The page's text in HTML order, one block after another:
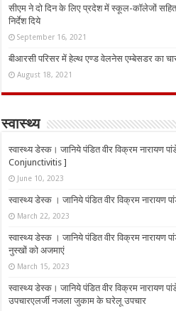
सीएम ने दो दिन के लिए प्रदेश में स्कूल-कॉलेजों
निर्देश दिये
September 16, 2021
बीआरसी परिसर में हेल्थ एण्ड वेलनेस एम्बेसडर का
August 18, 2021
स्वास्थ्य
स्वास्थ्य डेस्क। जानिये पंडित वीर विक्रम
Conjunctivitis ]
June 10, 2023
स्वास्थ्य डेस्क । जानिये पंडित वीर विक्रम
March 22, 2023
स्वास्थ्य डेस्क । जानिये पंडित वीर विक्रम नारायण
नुस्‍खों को अजमाएं
March 15, 2023
स्वास्थ्य डेस्क। जानिये पंडित वीर विक्रम नारायण
उपचारएलर्जी नजला जुकाम के घरेलू उपचार